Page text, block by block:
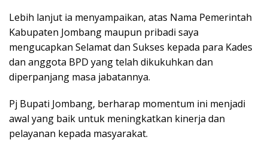
Lebih lanjut ia menyampaikan, atas Nama Pemerintah
Kabupaten Jombang maupun pribadi saya
mengucapkan Selamat dan Sukses kepada para Kades
dan anggota BPD yang telah dikukuhkan dan
diperpanjang masa jabatannya.
Pj Bupati Jombang, berharap momentum ini menjadi
awal yang baik untuk meningkatkan kinerja dan
pelayanan kepada masyarakat.